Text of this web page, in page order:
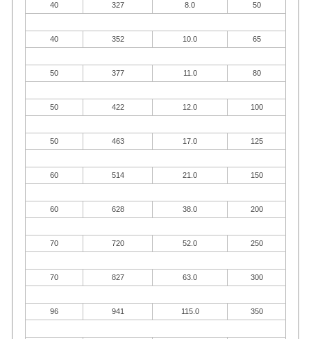
40 327 8.0 50
40 352 10.0 65
50 377 11.0 80
50 422 12.0 100
50 463 17.0 125
60 514 21.0 150
60 628 38.0 200
70 720 52.0 250
70 827 63.0 300
96 941 115.0 350